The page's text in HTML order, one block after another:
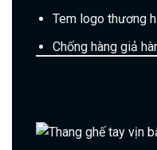
Tem logo thương
Chống hàng giả